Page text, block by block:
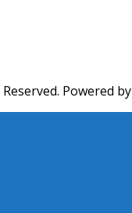
Powered by